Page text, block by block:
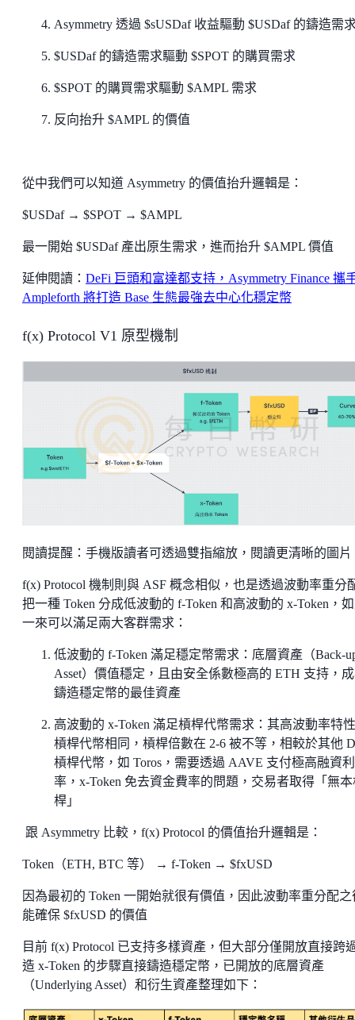
Asymmetry 透過 $sUSDaf 收益驅動 $USDaf 的鑄造需
$USDaf 的鑄造需求驅動 $SPOT 的購買需求
$SPOT 的購買需求驅動 $AMPL 需求
反向抬升 $AMPL 的價值
從中我們可以知道 Asymmetry 的價值抬升邏輯是：
$USDaf → $SPOT → $AMPL
最一開始 $USDaf 產出原生需求，進而抬升 $AMPL 價值
延伸閱讀： DeFi 巨頭和富達都支持，Asymmetry Finance 攜
Ampleforth 將打造 Base 生態最強去中心化穩定幣
f(x) Protocol V1 原型機制
閱讀提醒：手機版讀者可透過雙指縮放，閱讀更清晰的圖片
f(x) Protocol 機制則與 ASF 概念相似，也是透過波動率重分
把一種 Token 分成低波動的 f-Token 和高波動的 x-Token，
一來可以滿足兩大客群需求：
低波動的 f-Token 滿足穩定幣需求：底層資產（Back-
Asset）價值穩定，且由安全係數極高的 ETH 支持，
鑄造穩定幣的最佳資產
高波動的 x-Token 滿足槓桿代幣需求：其高波動率特
槓桿代幣相同，槓桿倍數在 2-6 被不等，相較於其他
槓桿代幣，如 Toros，需要透過 AAVE 支付極高融資利
率，x-Token 免去資金費率的問題，交易者取得「無
桿」
跟 Asymmetry 比較，f(x) Protocol 的價值抬升邏輯是：
Token（ETH, BTC 等） → f-Token → $fxUSD
因為最初的 Token 一開始就很有價值，因此波動率重分配之
能確保 $fxUSD 的價值
目前 f(x) Protocol 已支持多樣資產，但大部分僅開放直接跨
造 x-Token 的步驟直接鑄造穩定幣，已開放的底層資產
（Underlying Asset）和衍生資產整理如下：